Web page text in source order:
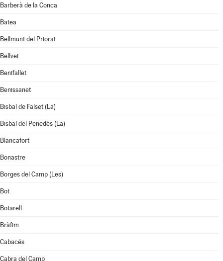
Barberà de la Conca
Batea
Bellmunt del Priorat
Bellvei
Benifallet
Benissanet
Bisbal de Falset (La)
Bisbal del Penedès (La)
Blancafort
Bonastre
Borges del Camp (Les)
Bot
Botarell
Bràfim
Cabacés
Cabra del Camp